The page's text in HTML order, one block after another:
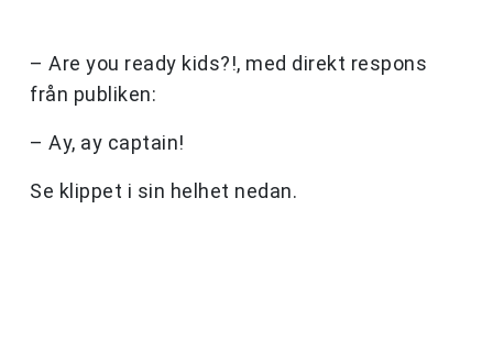
– Are you ready kids?!, med direkt respons
från publiken:
– Ay, ay captain!
Se klippet i sin helhet nedan.